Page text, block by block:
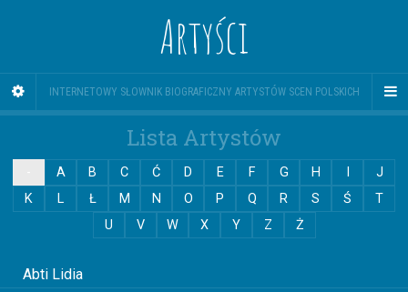
Artyści
INTERNETOWY SŁOWNIK BIOGRAFICZNY ARTYSTÓW SCEN POLSKICH
Lista Artystów
A B C Ć D E F G H
J
K
L Ł M N O P Q R S Ś
T
U
V W X Y Z Ż
Abti Lidia